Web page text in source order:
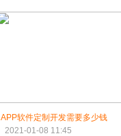
APP软件定制开发需要多少钱
2021-01-08 11:45